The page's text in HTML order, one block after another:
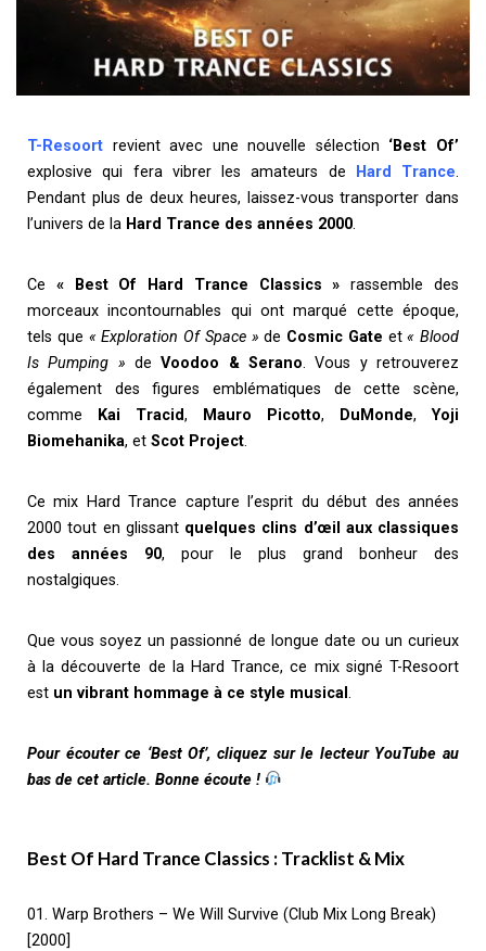
T-Resoort revient avec une nouvelle sélection ‘Best Of’
explosive qui fera vibrer les amateurs de
Hard Trance.
Pendant plus de deux heures, laissez-vous transporter dans
l’univers de la Hard Trance des années 2000.
Ce « Best Of Hard Trance Classics » rassemble des
morceaux incontournables qui ont marqué cette époque,
tels que « Exploration Of Space » de Cosmic Gate et« Blood
Is Pumping » deVoodoo & Serano. Vous y retrouverez
également des figures emblématiques de cette scène,
comme
Kai Tracid, Mauro Picotto, DuMonde,Yoji
Biomehanika, et Scot Project.
Ce mix Hard Trance capture l’esprit du début des années
2000 tout en glissant quelques clins d’œil aux classiques
des
années 90, pour le plus grand bonheur des
nostalgiques.
Que vous soyez un passionné de longue date ou un curieux
à la découverte de la Hard Trance, ce mix signé T-Resoort
est un vibrant hommage à ce style musical .
Pour écouter ce ‘Best Of’, cliquez sur le lecteur YouTube au
bas de cet article. Bonne écoute !
Best Of Hard Trance Classics : Tracklist & Mix
01. Warp Brothers – We Will Survive (Club Mix Long Break)
[2000]